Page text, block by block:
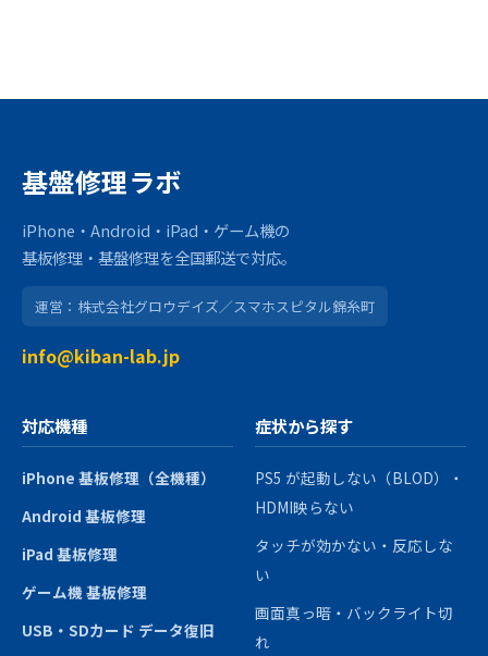
基盤修理ラボ
iPhone・Android・iPad・ゲーム機の
基板修理・基盤修理を全国郵送で対応。
運営：株式会社グロウデイズ／スマホスピタル錦糸町
info@kiban-lab.jp
対応機種
iPhone 基板修理（全機種）
Android 基板修理
iPad 基板修理
ゲーム機 基板修理
USB・SDカード データ復旧
症状から探す
PS5 が起動しない（BLOD）・
HDMI映らない
タッチが効かない・反応しな
い
画面真っ暗・バックライト切
れ